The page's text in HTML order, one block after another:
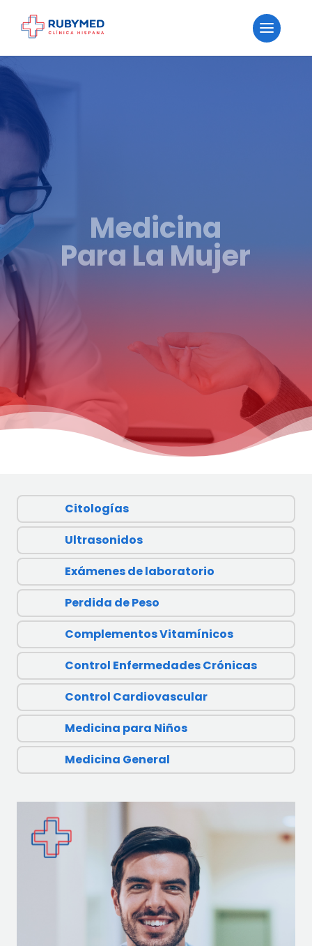
Medicina
Para La Mujer
Citologías
Ultrasonidos
Exámenes de laboratorio
Perdida de Peso
Complementos Vitamínicos
Control Enfermedades Crónicas
Control Cardiovascular
Medicina para Niños
Medicina General